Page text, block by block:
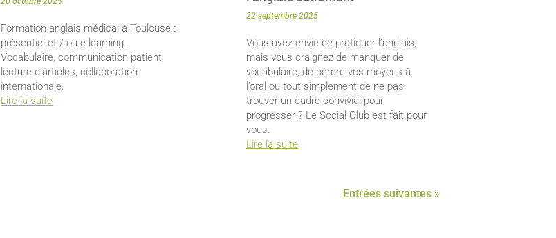
Formation anglais médical à Toulouse :
présentiel et / ou e-learning.
Vocabulaire, communication patient,
lecture d’articles, collaboration
internationale.
Lire la suite
22 septembre 2025
Vous avez envie de pratiquer l’anglais,
mais vous craignez de manquer de
vocabulaire, de perdre vos moyens à
l’oral ou tout simplement de ne pas
trouver un cadre convivial pour
progresser ? Le Social Club est fait pour
vous.
Lire la suite
Entrées suivantes »